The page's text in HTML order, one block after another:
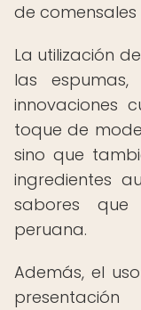
de comensales
La utilización
las
innovaciones
toque de
sino que
ingredientes
sabores
peruana.
Además, el